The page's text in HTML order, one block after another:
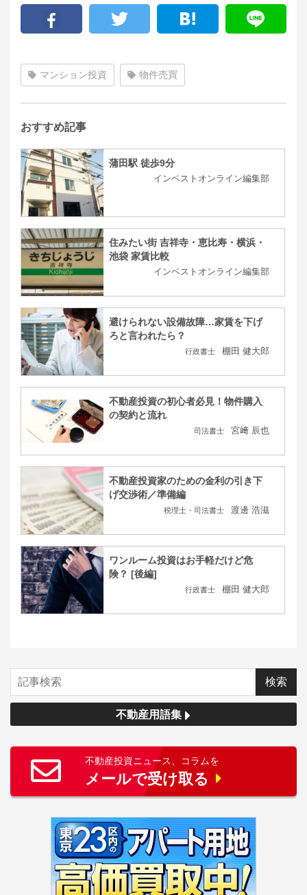
マンション投資 物件売買
おすすめ記事
蒲田駅 徒歩9分
インベストオンライン編集部
住みたい街 吉祥寺・恵比寿・横浜・
池袋 家賃比較
インベストオンライン編集部
避けられない設備故障…家賃を下げ
ろと言われたら？
行政書士 棚田 健大郎
不動産投資の初心者必見！物件購入
の契約と流れ
司法書士 宮﨑 辰也
不動産投資家のための金利の引き下
げ交渉術／準備編
税理士・司法書士 渡邊 浩滋
ワンルーム投資はお手軽だけど危
険？ [後編]
行政書士 棚田 健大郎
不動産用語集
不動産投資ニュース、コラムを
メールで受け取る